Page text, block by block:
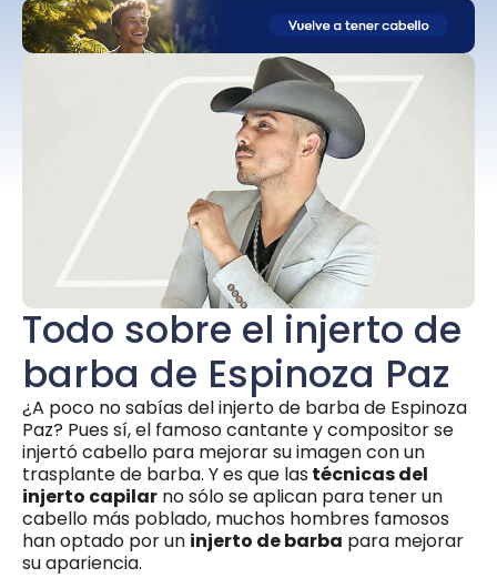
Todo sobre el injerto de
barba de Espinoza Paz
¿A poco no sabías del injerto de barba de Espinoza
Paz? Pues sí, el famoso cantante y compositor se
injertó cabello para mejorar su imagen con un
trasplante de barba. Y es que las técnicas del
injerto capilar no sólo se aplican para tener un
cabello más poblado, muchos hombres famosos
han optado por un injerto de barba para mejorar
su apariencia.